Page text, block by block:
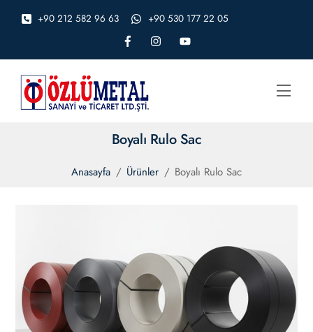
+90 212 582 96 63 +90 530 177 22 05
Boyalı Rulo Sac
Anasayfa / Ürünler / Boyalı Rulo Sac